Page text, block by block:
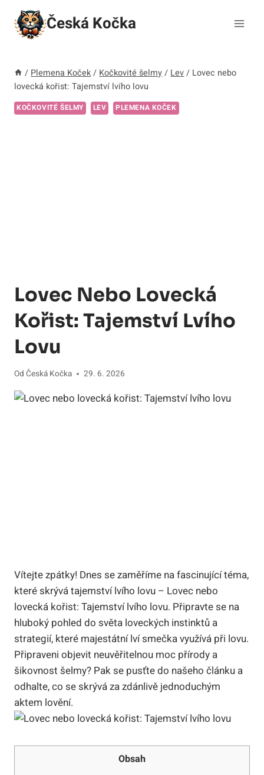
Přeskočit
obsah
Česká Kočka
/ Plemena Koček / Kočkovité šelmy / Lev / Lovec nebo
lovecká kořist: Tajemství lvího lovu
KOČKOVITÉ ŠELMY LEV PLEMENA KOČEK
Lovec Nebo Lovecká
Kořist: Tajemství Lvího
Lovu
Od Česká Kočka 29. 6. 2026
Vítejte zpátky! Dnes se zaměříme na fascinující téma,
které skrývá tajemství lvího lovu – Lovec nebo
lovecká kořist: Tajemství lvího lovu. Připravte se na
hluboký pohled do světa loveckých instinktů a
strategií, které majestátní lví smečka využívá při lovu.
Připraveni objevit neuvěřitelnou moc přírody a
šikovnost šelmy? Pak se pusťte do našeho článku a
odhalte, co se skrývá za zdánlivě jednoduchým
aktem lovění.
Obsah